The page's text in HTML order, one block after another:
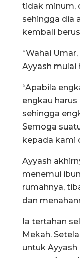
tidak minum,
sehingga dia
kembali
“Wahai
Ayyash mulai
“Apabila
engkau
sehingga
Semoga
kepada kami
Ayyash
menemui
rumahnya,
dan
Ia tertahan
Mekah.
untuk Ayyash